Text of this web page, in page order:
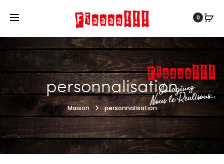
0
personnalisation
Maison personnalisation